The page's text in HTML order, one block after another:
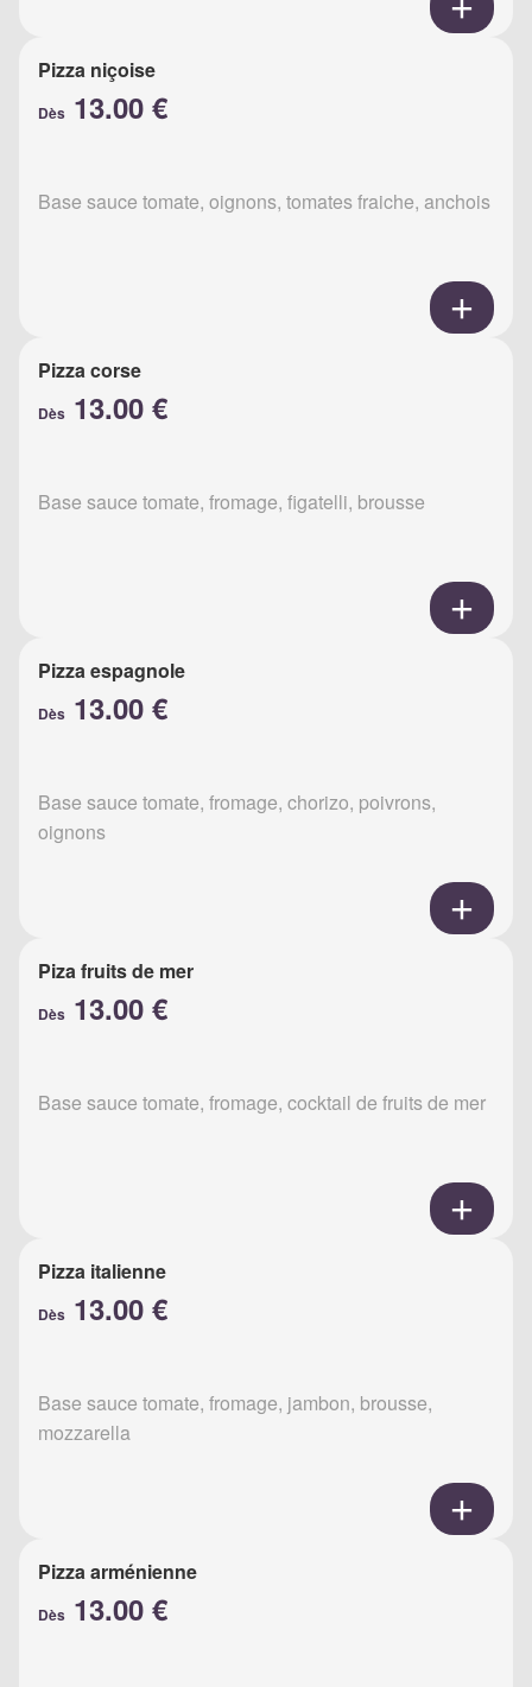
Pizza niçoise
Dès 13.00 €
Base sauce tomate, oignons, tomates fraiche, anchois
Pizza corse
Dès 13.00 €
Base sauce tomate, fromage, figatelli, brousse
Pizza espagnole
Dès 13.00 €
Base sauce tomate, fromage, chorizo, poivrons,
oignons
Piza fruits de mer
Dès 13.00 €
Base sauce tomate, fromage, cocktail de fruits de mer
Pizza italienne
Dès 13.00 €
Base sauce tomate, fromage, jambon, brousse,
mozzarella
Pizza arménienne
Dès 13.00 €